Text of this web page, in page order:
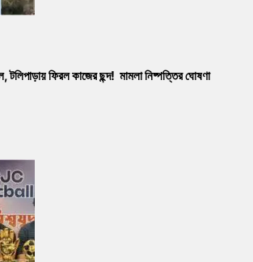
ফিরল কাজের ছন্দ! মামলা নিষ্পত্তির ঘোষণা